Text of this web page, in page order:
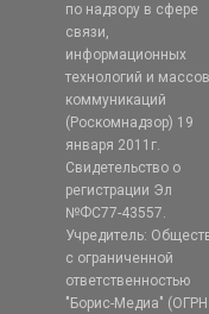
по надзору в сфере
связи,
информационных
технологий и
коммуникаций
(Роскомнадзор) 19
января 2011г.
Свидетельство о
регистрации Эл
№ФС77-43557.
Учредитель:
с ограниченной
ответственностью
"Борис-Медиа" (ОГРН